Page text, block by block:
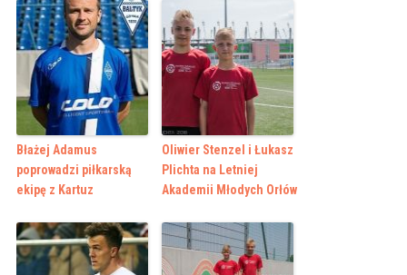
Błażej Adamus
poprowadzi piłkarską
ekipę z Kartuz
Oliwier Stenzel i Łukasz
Plichta na Letniej
Akademii Młodych Orłów